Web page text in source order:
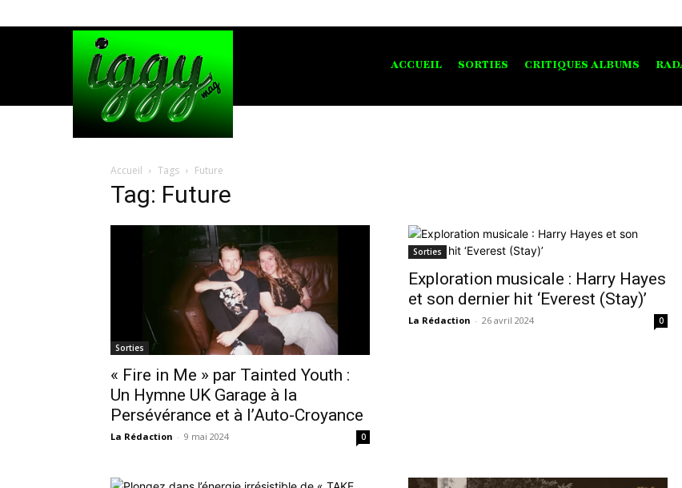
ACCUEIL SORTIES CRITIQUES ALBUMS
Accueil Tags Future
Tag: Future
Sorties
« Fire in Me » par Tainted Youth :
Un Hymne UK Garage à la
Persévérance et à l’Auto-Croyance
La Rédaction - 9 mai 2024 0
Sorties
Exploration musicale : Harry Hayes
et son dernier hit ‘Everest (Stay)’
La Rédaction - 26 avril 2024 0